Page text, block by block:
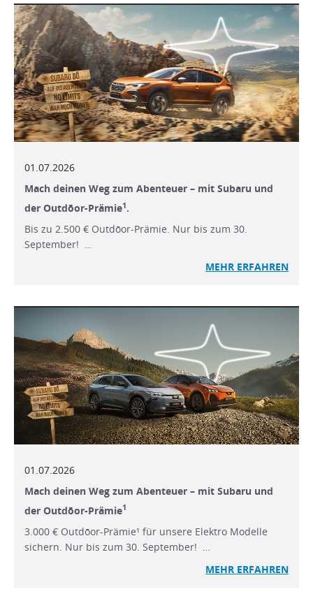
01.07.2026
Mach deinen Weg zum Abenteuer – mit Subaru und
der Outdōor-Prämie1.
Bis zu 2.500 € Outdōor-Prämie. Nur bis zum 30.
September! …
MEHR ERFAHREN
01.07.2026
Mach deinen Weg zum Abenteuer – mit Subaru und
der Outdōor-Prämie1
3.000 € Outdōor-Prämie¹ für unsere Elektro Modelle
sichern. Nur bis zum 30. September! …
MEHR ERFAHREN